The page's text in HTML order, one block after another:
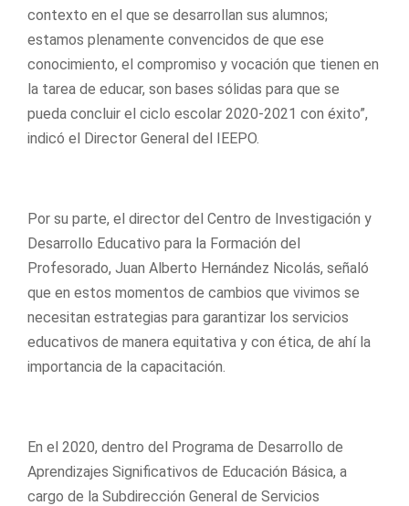
contexto en el que se desarrollan sus alumnos;
estamos plenamente convencidos de que ese
conocimiento, el compromiso y vocación que tienen en
la tarea de educar, son bases sólidas para que se
pueda concluir el ciclo escolar 2020-2021 con éxito”,
indicó el Director General del IEEPO.
Por su parte, el director del Centro de Investigación y
Desarrollo Educativo para la Formación del
Profesorado, Juan Alberto Hernández Nicolás, señaló
que en estos momentos de cambios que vivimos se
necesitan estrategias para garantizar los servicios
educativos de manera equitativa y con ética, de ahí la
importancia de la capacitación.
En el 2020, dentro del Programa de Desarrollo de
Aprendizajes Significativos de Educación Básica, a
cargo de la Subdirección General de Servicios